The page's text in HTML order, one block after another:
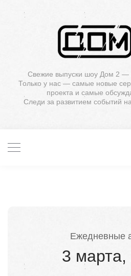
Свежие выпуски шоу Дом 2 —
Только у нас — самые новые
проекта и самые
Следи за развитием событий
Ежедневные
3 марта,